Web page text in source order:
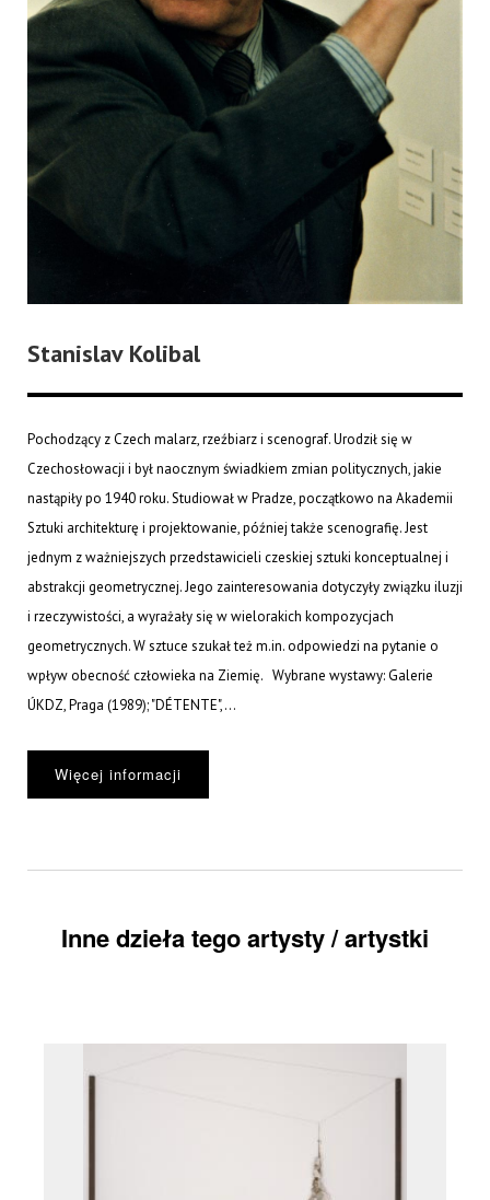
Stanislav Kolibal
Pochodzący z Czech malarz, rzeźbiarz i scenograf. Urodził się w
Czechosłowacji i był naocznym świadkiem zmian politycznych, jakie
nastąpiły po 1940 roku. Studiował w Pradze, początkowo na Akademii
Sztuki architekturę i projektowanie, później także scenografię. Jest
jednym z ważniejszych przedstawicieli czeskiej sztuki konceptualnej i
abstrakcji geometrycznej. Jego zainteresowania dotyczyły związku iluzji
i rzeczywistości, a wyrażały się w wielorakich kompozycjach
geometrycznych. W sztuce szukał też m.in. odpowiedzi na pytanie o
wpływ obecność człowieka na Ziemię. Wybrane wystawy: Galerie
ÚKDZ, Praga (1989); "DÉTENTE",...
Więcej informacji
Inne dzieła tego artysty / artystki